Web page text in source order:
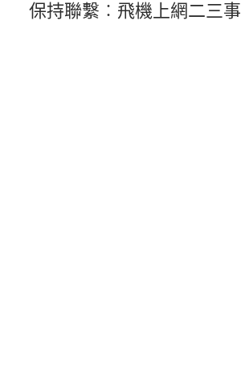
保持聯繫︰飛機上網二三事